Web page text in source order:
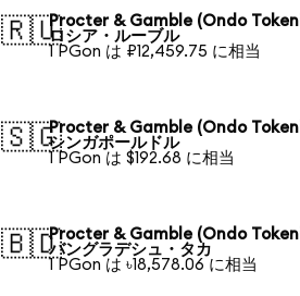
🇷🇺Procter & Gamble (Ondo
ロシア・ルーブル
1 PGon は ₽12,459.75 に相当
🇸🇬Procter & Gamble (Ondo
シンガポールドル
1 PGon は $192.68 に相当
🇧🇩Procter & Gamble (Ondo
バングラデシュ・タカ
1 PGon は ৳18,578.06 に相当